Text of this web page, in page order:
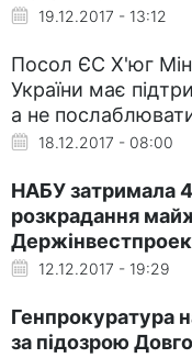
19.12.2017 - 13:12
Посол ЄС Х'юг
України має
а не
18.12.2017 - 08:00
НАБУ затримала 4
розкрадання
12.12.2017 - 19:29
Генпрокуратура
за підозрою